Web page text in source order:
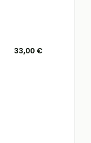
33,00 €